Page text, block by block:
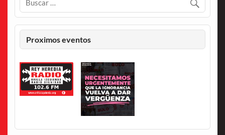
Proximos eventos